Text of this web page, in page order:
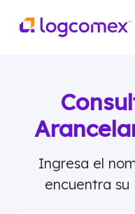
Ingresa el
encuentra su